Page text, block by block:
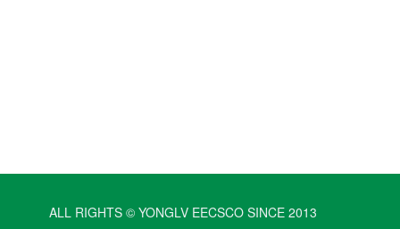
ALL RIGHTS © YONGLV EECSCO SINCE 2013